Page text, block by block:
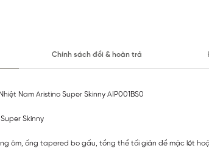
Chính sách đổi & hoàn trả
Nam Aristino Super Skinny AIP001BS0
Skinny
ôm, ống tapered bo gấu, tổng thể tối giản để mặc lót